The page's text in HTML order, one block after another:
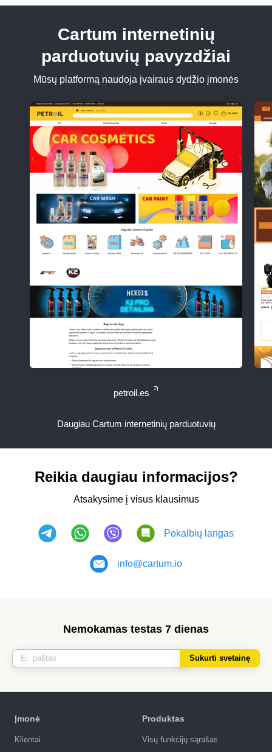
Cartum internetinių
parduotuvių pavyzdžiai
Mūsų platformą naudoja įvairaus dydžio įmonės
petroil.es
Daugiau Cartum internetinių parduotuvių
Reikia daugiau informacijos?
Atsakysime į visus klausimus
Pokalbių langas
info@cartum.io
Nemokamas testas 7 dienas
Sukurti svetainę
Įmonė
Klientai
Produktas
Visų funkcijų sąrašas